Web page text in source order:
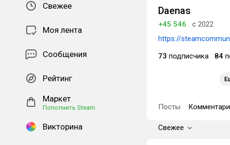
Свежее
Моя лента
Сообщения
Рейтинг
Маркет
Пополнить Steam
Викторина
Daenas
+45 546
с 2022
https://
73 подписчика 84
Посты
Свежее